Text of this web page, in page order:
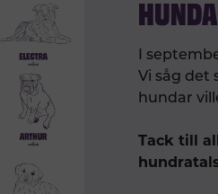
I
Vi såg det
hundar
Tack till